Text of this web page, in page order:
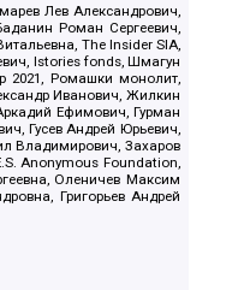
Лев Александрович,
Роман Сергеевич,
The Insider SIA,
Istories fonds, Шмагун
2021, Ромашки монолит,
Иванович, Жилкин
Ефимович, Гурман
Гусев Андрей Юрьевич,
Владимирович, Захаров
Anonymous Foundation,
Оленичев Максим
Григорьев Андрей